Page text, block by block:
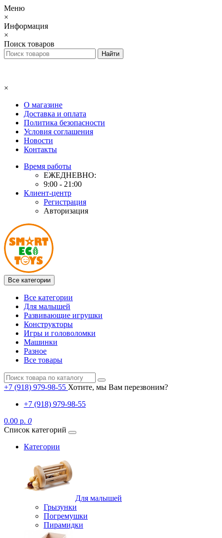
Меню
×
Информация
×
Поиск товаров
×
О магазине
Доставка и оплата
Политика безопасности
Условия соглашения
Новости
Контакты
Время работы
ЕЖЕДНЕВНО:
9:00 - 21:00
Клиент-центр
Регистрация
Авторизация
Все категории
Все категории
Для малышей
Развивающие игрушки
Конструкторы
Игры и головоломки
Машинки
Разное
Все товары
+7 (918) 979-98-55 Хотите, мы Вам перезвоним?
+7 (918) 979-98-55
0.00 р. 0
Список категорий
Категории
Для малышей
Грызунки
Погремушки
Пирамидки